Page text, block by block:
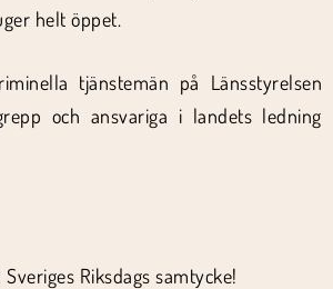
helt öppet.
tjänstemän på Länsstyrelsen
och ansvariga i landets ledning
Riksdags samtycke!